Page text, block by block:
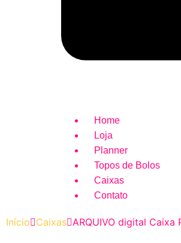
Home
Loja
Planner
Topos de Bolos
Caixas
Contato
Início Caixas ARQUIVO digital Caixa